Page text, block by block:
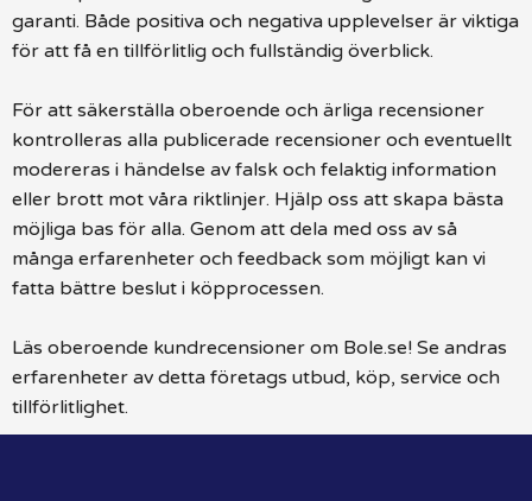
garanti. Både positiva och negativa upplevelser är viktiga
för att få en tillförlitlig och fullständig överblick.
För att säkerställa oberoende och ärliga recensioner
kontrolleras alla publicerade recensioner och eventuellt
modereras i händelse av falsk och felaktig information
eller brott mot våra riktlinjer. Hjälp oss att skapa bästa
möjliga bas för alla. Genom att dela med oss av så
många erfarenheter och feedback som möjligt kan vi
fatta bättre beslut i köpprocessen.
Läs oberoende kundrecensioner om Bole.se! Se andras
erfarenheter av detta företags utbud, köp, service och
tillförlitlighet.